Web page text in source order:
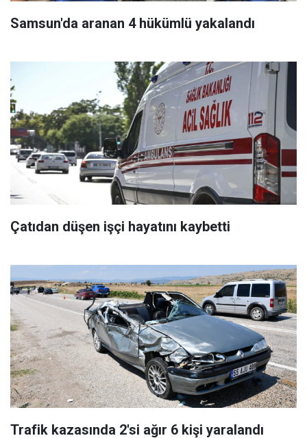
Samsun'da aranan 4 hükümlü yakalandı
Çatıdan düşen işçi hayatını kaybetti
Trafik kazasında 2'si ağır 6 kişi yaralandı